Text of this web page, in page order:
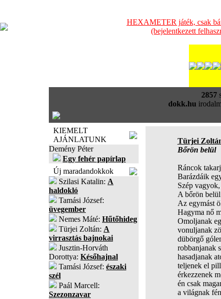
HEXAMETER játék, csak
(bejelentkezett
2857
dokk.hu
KIEMELT
AJÁNLATUNK
Demény Péter
Egy fehér papírlap
Új maradandokkok
Szilasi Katalin: A
haldokló
Tamási József:
üvegember
Nemes Máté: Hűtőhideg
Türjei Zoltán: A
virrasztás bajnokai
Jusztin-Horváth
Dorottya: Későhajnal
Tamási József: északi
szél
Paál Marcell:
Szezonzavar
Türjei
Bőrön belül
Ráncok
Barázdáik
Szép
A bőrön
Az egymást
Hagyma nő
Omoljanak
vonuljanak
dübörgő
robbanjanak
hasadjanak
teljenek el
érkezzenek
én csak
a világnak